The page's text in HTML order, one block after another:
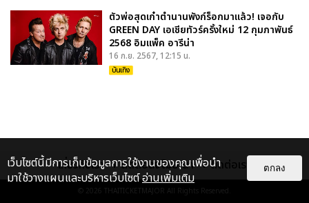
ตัวพ่อสุดเก๋าตำนานพังก์ร็อกมาแล้ว! เจอกับ
GREEN DAY เอเชียทัวร์ครั้งใหม่ 12 กุมภาพันธ์
2568 อิมแพ็ค อารีน่า
16 ก.ย. 2567, 12:15 น.
บันเทิง
เกี่ยวกับเรา ติดต่อลงโฆษณา ติดต่อเรา
© 2026 THAITICKETMAJOR All Rights Reserved.
เว็บไซต์นี้มีการเก็บข้อมูลการใช้งานของคุณเพื่อนำ
มาใช้วางแผนและบริหารเว็บไซต์อ่านเพิ่มเติม
ตกลง